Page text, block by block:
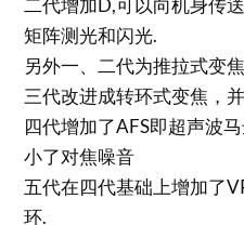
二代增加D,可以向机身传
矩阵测光和闪光.
另外一、二代为推拉式变
三代改进成转环式变焦，
四代增加了AFS即超声波
小了对焦噪音
五代在四代基础上增加了
环.